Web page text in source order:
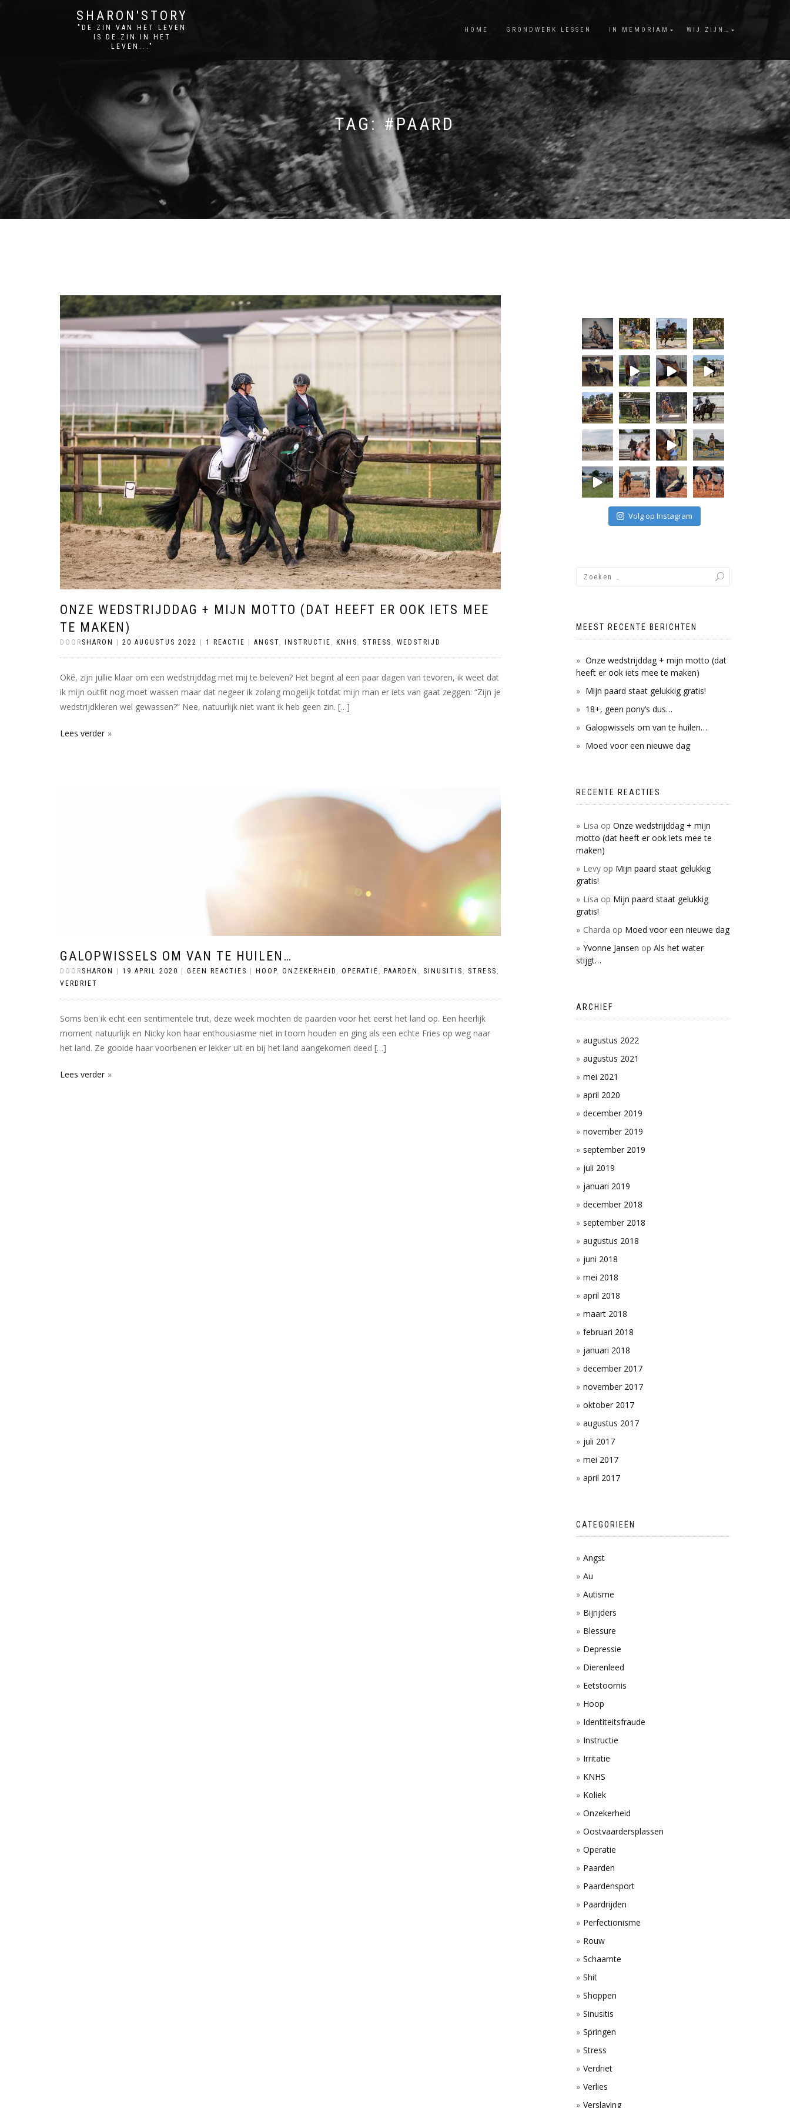
SHARON'STORY
"DE ZIN VAN HET LEVEN
IS DE ZIN IN HET
LEVEN..."
HOME GRONDWERK LESSEN IN MEMORIAM WIJ ZIJN…
TAG:#PAARD
ONZE WEDSTRIJDDAG + MIJN MOTTO (DAT HEEFT ER OOK IETS MEE
TE MAKEN)
DOOR SHARON 20 AUGUSTUS 2022 1 REACTIE ANGST, INSTRUCTIE , KNHS , STRESS , WEDSTRIJD
Oké, zijn jullie klaar om een wedstrijddag met mij te beleven? Het begint al een paar dagen van tevoren, ik weet dat
ik mijn outfit nog moet wassen maar dat negeer ik zolang mogelijk totdat mijn man er iets van gaat zeggen: “Zijn je
wedstrijdkleren wel gewassen?” Nee, natuurlijk niet want ik heb geen zin. […]
Lees verder
GALOPWISSELS OM VAN TE HUILEN…
DOOR SHARON 19 APRIL 2020 GEEN REACTIES HOOP, ONZEKERHEID , OPERATIE , PAARDEN , SINUSITIS , STRESS ,
VERDRIET
Soms ben ik echt een sentimentele trut, deze week mochten de paarden voor het eerst het land op. Een heerlijk
moment natuurlijk en Nicky kon haar enthousiasme niet in toom houden en ging als een echte Fries op weg naar
het land. Ze gooide haar voorbenen er lekker uit en bij het land aangekomen deed […]
Lees verder
Volg op Instagram
MEEST RECENTE BERICHTEN
Onze wedstrijddag + mijn motto (dat
heeft er ook iets mee te maken)
Mijn paard staat gelukkig gratis!
18+, geen pony’s dus…
Galopwissels om van te huilen…
Moed voor een nieuwe dag
RECENTE REACTIES
Lisa op Onze wedstrijddag + mijn
motto (dat heeft er ook iets mee te
maken)
Levyop Mijn paard staat gelukkig
gratis!
Lisa op Mijn paard staat gelukkig
gratis!
Charda op Moed voor een nieuwe dag
Yvonne Jansen op Als het water
stijgt…
ARCHIEF
augustus 2022
augustus 2021
mei 2021
april 2020
december 2019
november 2019
september 2019
juli 2019
januari 2019
december 2018
september 2018
augustus 2018
juni 2018
mei 2018
april 2018
maart 2018
februari 2018
januari 2018
december 2017
november 2017
oktober 2017
augustus 2017
juli 2017
mei 2017
april 2017
CATEGORIEËN
Angst
Au
Autisme
Bijrijders
Blessure
Depressie
Dierenleed
Eetstoornis
Hoop
Identiteitsfraude
Instructie
Irritatie
KNHS
Koliek
Onzekerheid
Oostvaardersplassen
Operatie
Paarden
Paardensport
Paardrijden
Perfectionisme
Rouw
Schaamte
Shit
Shoppen
Sinusitis
Springen
Stress
Verdriet
Verlies
Verslaving